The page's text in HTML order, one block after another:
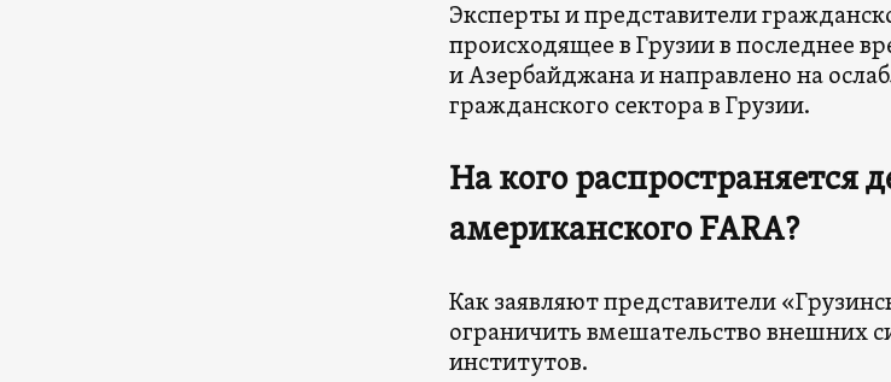
Эксперты и представители
происходящее в Грузии в последнее
и Азербайджана и направлено на
гражданского сектора в Грузии.
На кого распространяется
американского FARA?
Как заявляют представители
ограничить вмешательство внешних
институтов.